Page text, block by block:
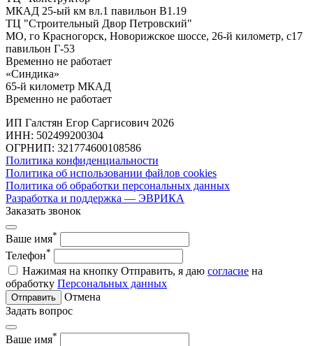
МКАД 25-ый км вл.1 павильон В1.19
ТЦ "Строительный Двор Петровский"
МО, го Красногорск, Новорижское шоссе, 26-й километр, с17
павильон Г-53
Временно не работает
«Синдика»
65-й километр МКАД
Временно не работает
ИП Галстян Егор Саргисович 2026
ИНН: 502499200304
ОГРНИП: 321774600108586
Политика конфиденциальности
Политика об использовании файлов cookies
Политика об обработки персональных данных
Разработка и поддержка — ЭВРИКА
Заказать звонок
Ваше имя*
Телефон*
Нажимая на кнопку Отправить, я даю согласие на
обработку Персональных данных
Отправить
Отмена
Задать вопрос
Ваше имя*